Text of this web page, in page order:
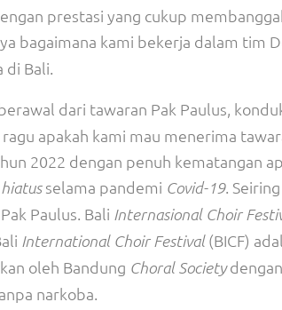
prestasi yang cukup
bagaimana kami bekerja dalam tim
di Bali.
dari tawaran Pak Paulus,
apakah kami mau menerima
2022 dengan penuh kematangan
hiatusselama pandemi Covid-19.
Paulus. Bali Internasional Choir
International Choir Festival(BICF)
oleh Bandung Choral Society
narkoba.